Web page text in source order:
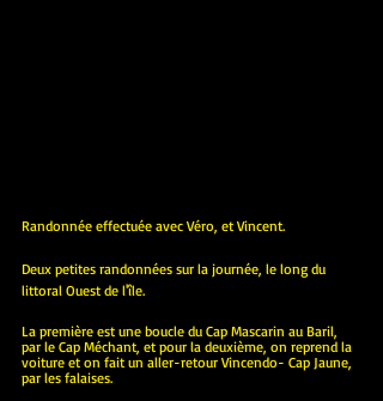
Randonnée effectuée avec Véro, et Vincent.
Deux petites randonnées sur la journée, le long du
littoral Ouest de l'île.
La première est une boucle du Cap Mascarin au Baril,
par le Cap Méchant, et pour la deuxième, on reprend la
voiture et on fait un aller-retour Vincendo- Cap Jaune,
par les falaises.